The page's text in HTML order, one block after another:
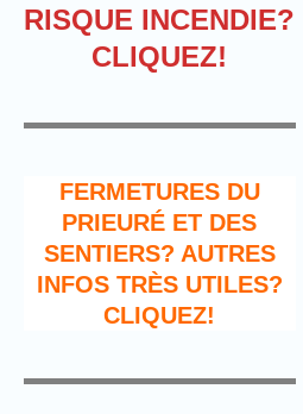
RISQUE INCENDIE?
CLIQUEZ!
FERMETURES DU
PRIEURÉ ET DES
SENTIERS? AUTRES
INFOS TRÈS UTILES?
CLIQUEZ!